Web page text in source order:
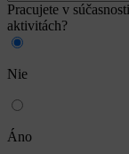
Pracujete v
aktivitách?
Nie
Áno